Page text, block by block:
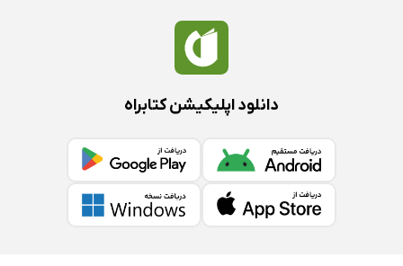
دانلود اپلیکیشن کتابراه